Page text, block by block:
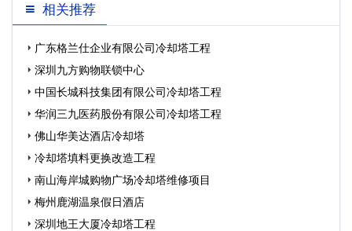
修项… 项目
相关推荐
广东格兰仕企业有限公司冷却塔工程
深圳九方购物联锁中心
中国长城科技集团有限公司冷却塔工程
华润三九医药股份有限公司冷却塔工程
佛山华美达酒店冷却塔
冷却塔填料更换改造工程
南山海岸城购物广场冷却塔维修项目
梅州鹿湖温泉假日酒店
深圳地王大厦冷却塔工程